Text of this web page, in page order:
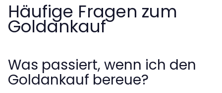
Häufige Fragen zum
Goldankauf
Was passiert, wenn ich den
Goldankauf bereue?